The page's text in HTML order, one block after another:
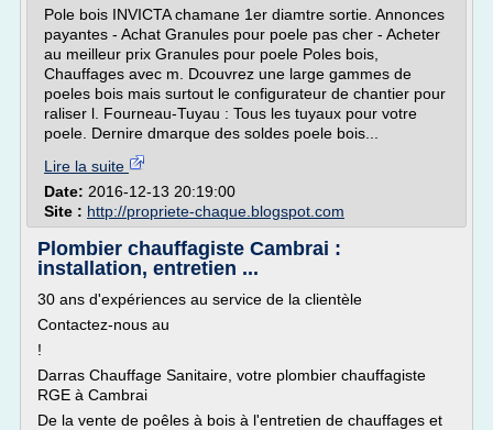
Pole bois INVICTA chamane 1er diamtre sortie. Annonces
payantes - Achat Granules pour poele pas cher - Acheter
au meilleur prix Granules pour poele Poles bois,
Chauffages avec m. Dcouvrez une large gammes de
poeles bois mais surtout le configurateur de chantier pour
raliser l. Fourneau-Tuyau : Tous les tuyaux pour votre
poele. Dernire dmarque des soldes poele bois...
Lire la suite
Date: 2016-12-13 20:19:00
Site : http://propriete-chaque.blogspot.com
Plombier chauffagiste Cambrai :
installation, entretien ...
30 ans d'expériences au service de la clientèle
Contactez-nous au
!
Darras Chauffage Sanitaire, votre plombier chauffagiste
RGE à Cambrai
De la vente de poêles à bois à l'entretien de chauffages et